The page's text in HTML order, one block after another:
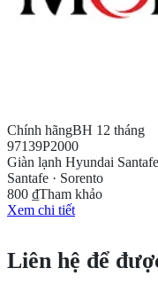
Chính hãngBH 12 tháng
97139P2000
Giàn lạnh Hyundai
Santafe · Sorento
800 ₫Tham khảo
Xem chi tiết
Liên hệ để